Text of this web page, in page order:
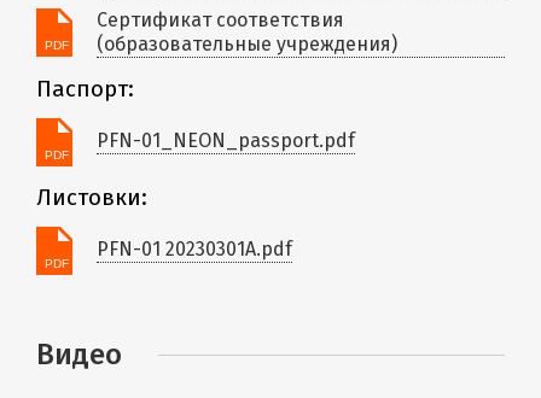
Сертификат соответствия
(образовательные учреждения)
Паспорт:
PFN-01_NEON_passport.pdf
Листовки:
PFN-01 20230301A.pdf
Видео